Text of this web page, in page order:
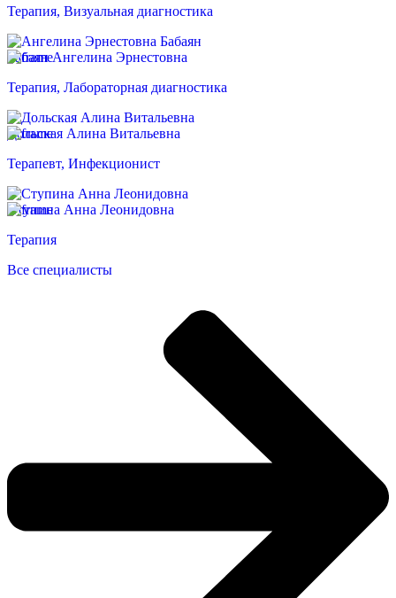
Терапия, Визуальная диагностика
Бабаян Ангелина Эрнестовна
Терапия, Лабораторная диагностика
Дольская Алина Витальевна
Терапевт, Инфекционист
Ступина Анна Леонидовна
Терапия
Все специалисты